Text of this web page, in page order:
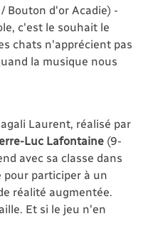
Bouton d'or Acadie) -
c'est le souhait le
chats n'apprécient pas
la musique nous
Laurent, réalisé par
Luc Lafontaine (9-
avec sa classe dans
participer à un
réalité augmentée.
Et si le jeu n'en